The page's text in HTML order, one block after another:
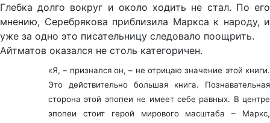
Глебка долго вокруг и около ходить не стал. По его
мнению, Серебрякова приблизила Маркса к народу, и
уже за одно это писательницу следовало поощрить.
Айтматов оказался не столь категоричен.
«Я, – признался он, – не отрицаю значение этой книги.
Это действительно большая книга. Познавательная
сторона этой эпопеи не имеет себе равных. В центре
эпопеи стоит герой мирового масштаба – Маркс,